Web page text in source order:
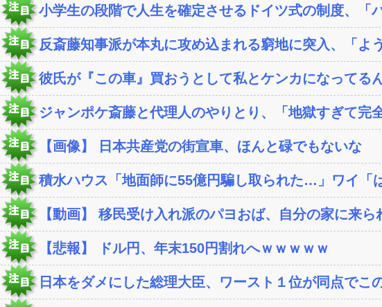
小学生の段階で人生を確定させるドイツ式の制度、「
反斎藤知事派が本丸に攻め込まれる窮地に突入、「よ
彼氏が『この車』買おうとして私とケンカになってる
ジャンポケ斎藤と代理人のやりとり、「地獄すぎて
【画像】 日本共産党の街宣車、ほんと碌でもないな
積水ハウス「地面師に55億円騙し取られた…」ワイ
【動画】 移民受け入れ派のパヨおば、自分の家に来
【悲報】 ドル円、年末150円割れへｗｗｗｗｗ
日本をダメにした総理大臣、ワースト１位が同点でこ